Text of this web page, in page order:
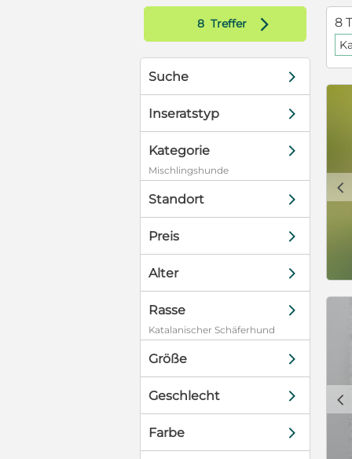
8 Treffer d
Suche d
Inseratstyp d
Kategorie d
Mischlingshunde
Standort d
Preis d
Alter d
Rasse d
Katalanischer Schäferhund
Größe d
Geschlecht d
Farbe d
8
c
c